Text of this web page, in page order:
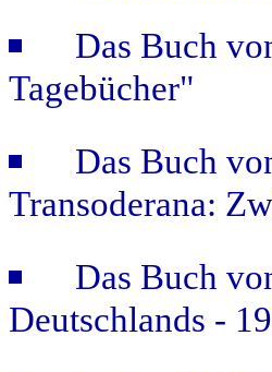
Das Buch
Tagebücher"
Das Buch
Transoderana:
Das Buch
Deutschlands -